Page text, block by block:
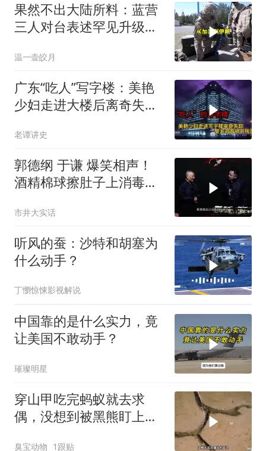
果然不出大陆所料：蓝营
三人对台表述罕见升级，
温一壶皎月
广东“吃人”写字楼：美艳
少妇走进大楼后离奇失
相
老谭讲史
郭德纲 于谦 爆笑相声！
酒精棉球擦肚子上消毒，
擦反了？
市井大实话
听风的蚕：沙特和胡塞为
什么动手？
丁懰惊悚影视解说
中国靠的是什么实力，竟
让美国不敢动手？
璀璨明星
穿山甲吃完蚂蚁就去求
偶，没想到被黑熊盯上
臭宝动物 1跟贴